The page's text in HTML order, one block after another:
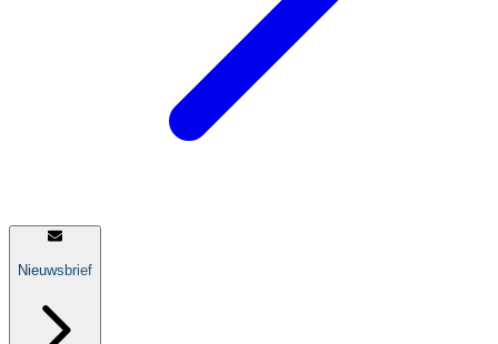
Nieuwsbrief